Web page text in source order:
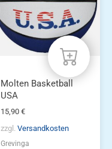
Molten Basketball
USA
15,90 €
zzgl. Versandkosten
Grevinga